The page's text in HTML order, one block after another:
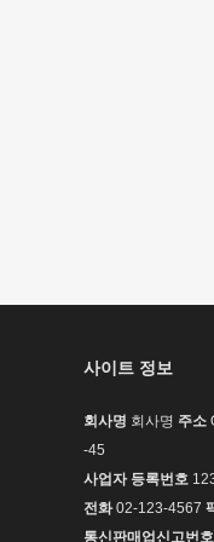
사이트 정보
회사명 회사명 주소
-45
사업자 등록번호
전화02-123-4567
통신판매업신고번호